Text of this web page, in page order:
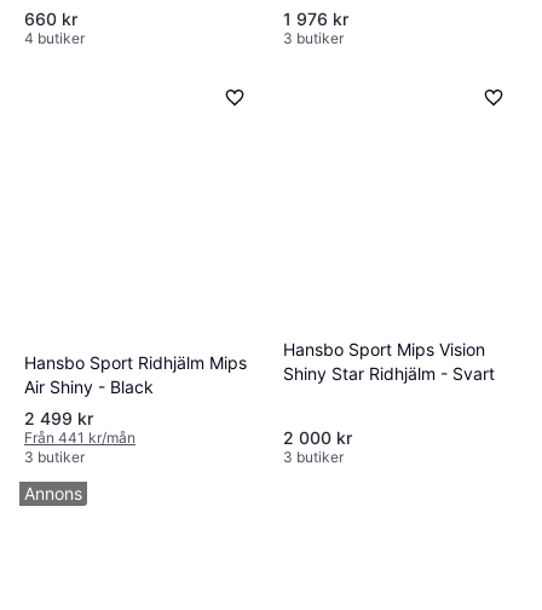
660 kr
4 butiker
1 976 kr
3 butiker
Hansbo Sport Ridhjälm Mips
Air Shiny - Black
2 499 kr
Från 441 kr/mån
3 butiker
Hansbo Sport Mips Vision
Shiny Star Ridhjälm - Svart
2 000 kr
3 butiker
Annons